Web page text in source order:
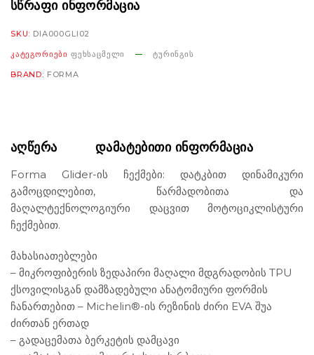
Sole
ᲡᲬᲠᲐᲤᲘ ᲘᲜᲤᲝᲠᲛᲐᲪᲘᲐ
SKU: DIA000GLI02
ᲙᲐᲢᲔᲒᲝᲠᲘᲔᲑᲘ ᲤᲔᲮᲡᲐᲪᲛᲔᲚᲘ ᲢᲣᲠᲘᲜᲒᲘᲡ
BRAND: FORMA
ᲐᲦᲬᲔᲠᲐ ᲓᲐᲛᲐᲢᲔᲑᲘᲗᲘ ᲘᲜᲤᲝᲠᲛᲐᲪᲘᲐ
Forma Glider-ის ჩექმები: დატკბით დინამიკური
გამოცდილებით, წარმადობითა და
მაღალტექნოლოგიური დაცვით მოტოციკლისტური
ჩექმებით.
მახასიათებლები
– მიკროფიბერის ზედაპირი მაღალი მდგრადობის TPU
ქსოვილისგან დამზადებული ანატომიური ფორმის
ჩანართებით – Michelin®-ის რეზინის ძირი EVA შუა
ძირთან ერთად
– გადაცემათა ბერკეტის დამცავი